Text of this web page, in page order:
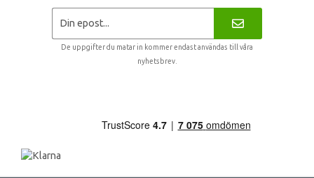
De uppgifter du matar in kommer endast användas till våra
nyhetsbrev.